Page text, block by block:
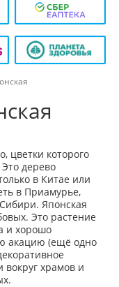
цветки которого
дерево
в Китае или
в Приамурье,
Японская
Это растение
и хорошо
акацию (ещё одно
храмов и